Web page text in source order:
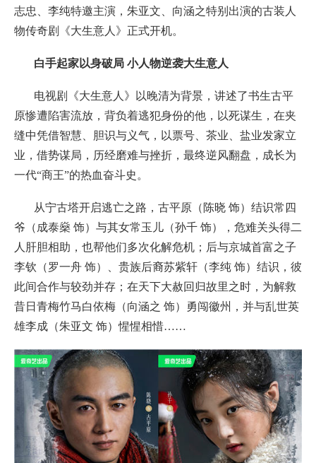
志忠、李纯特邀主演，朱亚文、向涵之特别出演的古装人
物传奇剧《大生意人》正式开机。
白手起家以身破局 小人物逆袭大生意人
电视剧《大生意人》以晚清为背景，讲述了书生古平
原惨遭陷害流放，背负着逃犯身份的他，以死谋生，在夹
缝中凭借智慧、胆识与义气，以票号、茶业、盐业发家立
业，借势谋局，历经磨难与挫折，最终逆风翻盘，成长为
一代“商王”的热血奋斗史。
从宁古塔开启逃亡之路，古平原（陈晓 饰）结识常四
爷（成泰燊 饰）与其女常玉儿（孙千 饰），危难关头得二
人肝胆相助，也帮他们多次化解危机；后与京城首富之子
李钦（罗一舟 饰）、贵族后裔苏紫轩（李纯 饰）结识，彼
此间合作与较劲并存；在天下大赦回归故里之时，为解救
昔日青梅竹马白依梅（向涵之 饰）勇闯徽州，并与乱世英
雄李成（朱亚文 饰）惺惺相惜……